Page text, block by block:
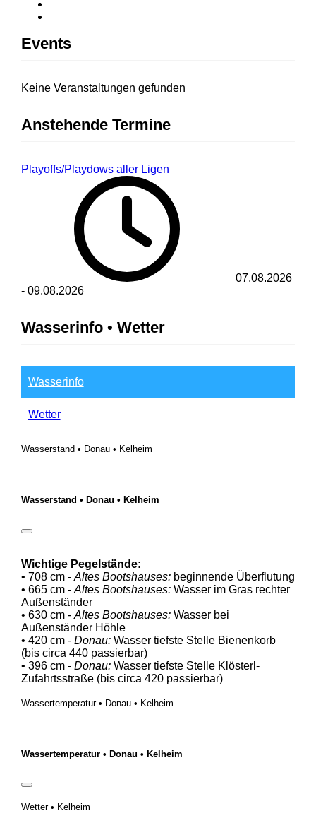
Events
Keine Veranstaltungen gefunden
Anstehende Termine
Playoffs/Playdows aller Ligen
07.08.2026
- 09.08.2026
Wasserinfo • Wetter
Wasserinfo
Wetter
Wasserstand • Donau • Kelheim
Wasserstand • Donau • Kelheim
Wichtige Pegelstände:
• 708 cm - Altes Bootshauses:beginnende Überflutung
• 665 cm - Altes Bootshauses:Wasser im Gras rechter
Außenständer
• 630 cm - Altes Bootshauses:Wasser bei
Außenständer Höhle
• 420 cm - Donau:Wasser tiefste Stelle Bienenkorb
(bis circa 440 passierbar)
• 396 cm - Donau:Wasser tiefste Stelle Klösterl-
Zufahrtsstraße (bis circa 420 passierbar)
Wassertemperatur • Donau • Kelheim
Wassertemperatur • Donau • Kelheim
Wetter • Kelheim